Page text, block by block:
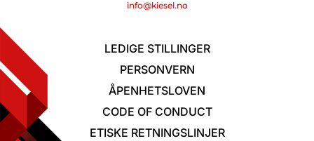
info@kiesel.no
LEDIGE STILLINGER
PERSONVERN
ÅPENHETSLOVEN
CODE OF CONDUCT
ETISKE RETNINGSLINJER